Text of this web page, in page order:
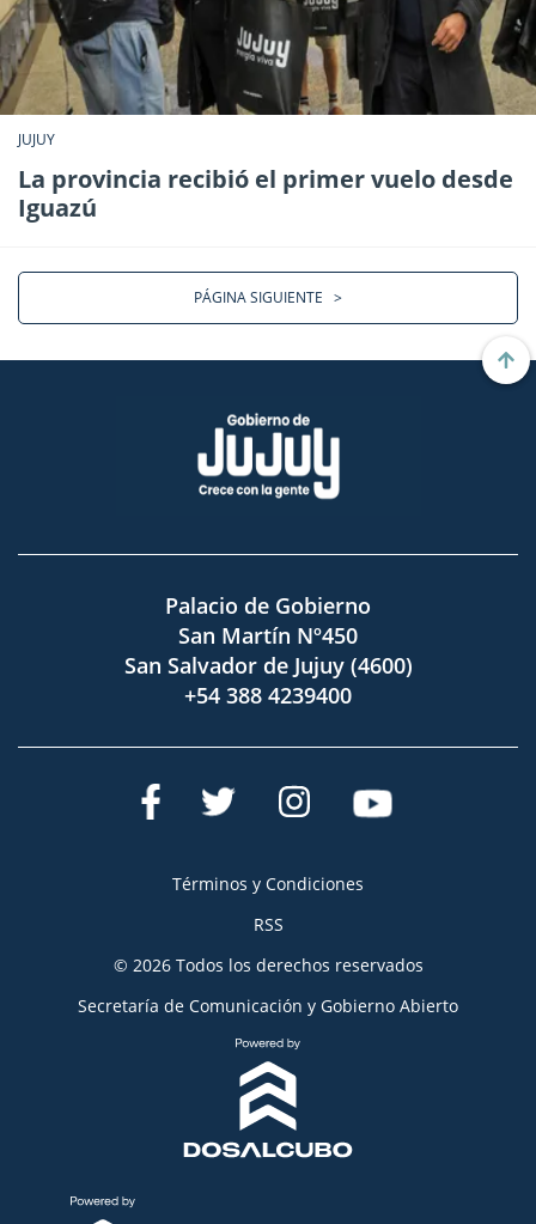
JUJUY
La provincia recibió el primer vuelo desde
Iguazú
PÁGINA SIGUIENTE >
Palacio de Gobierno
San Martín Nº450
San Salvador de Jujuy (4600)
+54 388 4239400
Términos y Condiciones
RSS
© 2026 Todos los derechos reservados
Secretaría de Comunicación y Gobierno Abierto